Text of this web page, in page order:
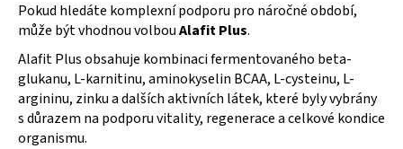
Pokud hledáte komplexní podporu pro náročné období,
může být vhodnou volbouAlafit Plus.
Alafit Plus obsahuje kombinaci fermentovaného beta-
glukanu, L-karnitinu, aminokyselin BCAA, L-cysteinu, L-
argininu, zinku a dalších aktivních látek, které byly vybrány
s důrazem na podporu vitality, regenerace a celkové kondice
organismu.